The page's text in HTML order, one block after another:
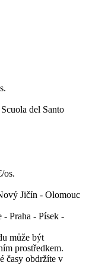
del Santo
os.
Jičín - Olomouc
- Praha - Písek -
může být
prostředkem.
časy obdržíte v